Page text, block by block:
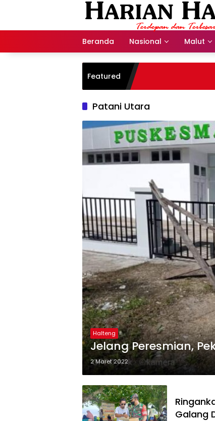
Beranda Nasional Malut
Featured
Patani Utara
Halteng
Jelang Peresmian,
2 Maret 2022
Galang